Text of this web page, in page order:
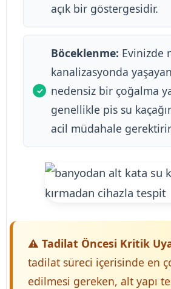
açık bir göstergesidir.
Böceklenme: Evinizde
kanalizasyonda
nedensiz bir çoğalma
genellikle pis su
acil müdahale
⚠️ Tadilat Öncesi Kritik
tadilat süreci içerisinde en
edilmesi gereken, alt yapı